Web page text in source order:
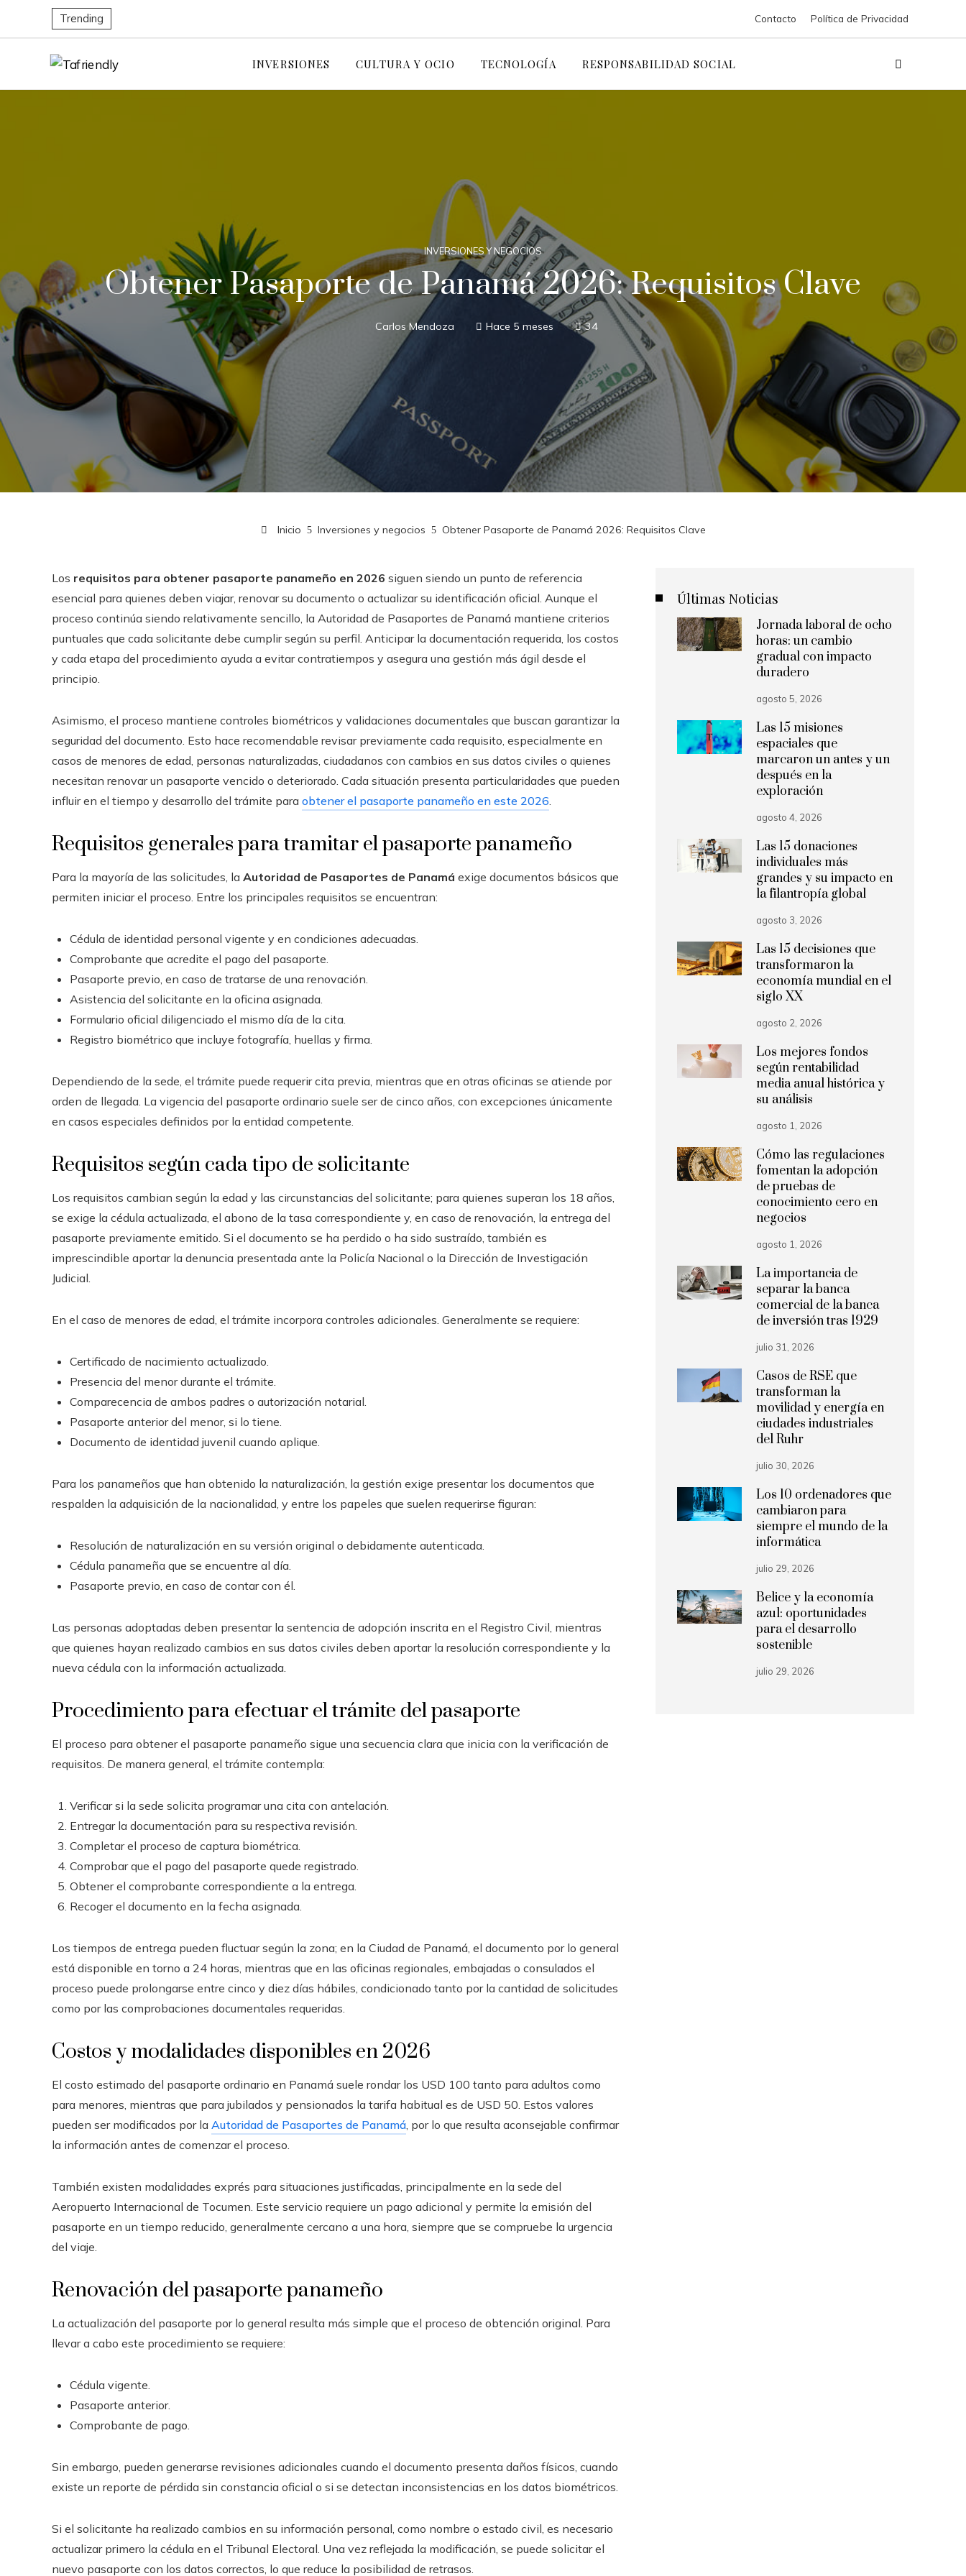
Trending Contacto Política de Privacidad
INVERSIONES CULTURA Y OCIO TECNOLOGÍA RESPONSABILIDAD SOCIAL
INVERSIONES Y NEGOCIOS
Obtener Pasaporte de Panamá 2026: Requisitos Clave
Carlos Mendoza Hace 5 meses 34
Inicio Inversiones y negocios Obtener Pasaporte de Panamá 2026: Requisitos Clave
Los requisitos para obtener pasaporte panameño en 2026 siguen siendo un punto de referencia
esencial para quienes deben viajar, renovar su documento o actualizar su identificación oficial. Aunque el
proceso continúa siendo relativamente sencillo, la Autoridad de Pasaportes de Panamá mantiene criterios
puntuales que cada solicitante debe cumplir según su perfil. Anticipar la documentación requerida, los costos
y cada etapa del procedimiento ayuda a evitar contratiempos y asegura una gestión más ágil desde el
principio.
Asimismo, el proceso mantiene controles biométricos y validaciones documentales que buscan garantizar la
seguridad del documento. Esto hace recomendable revisar previamente cada requisito, especialmente en
casos de menores de edad, personas naturalizadas, ciudadanos con cambios en sus datos civiles o quienes
necesitan renovar un pasaporte vencido o deteriorado. Cada situación presenta particularidades que pueden
influir en el tiempo y desarrollo del trámite para obtener el pasaporte panameño en este 2026.
Requisitos generales para tramitar el pasaporte panameño
Para la mayoría de las solicitudes, la Autoridad de Pasaportes de Panamá exige documentos básicos que
permiten iniciar el proceso. Entre los principales requisitos se encuentran:
Cédula de identidad personal vigente y en condiciones adecuadas.
Comprobante que acredite el pago del pasaporte.
Pasaporte previo, en caso de tratarse de una renovación.
Asistencia del solicitante en la oficina asignada.
Formulario oficial diligenciado el mismo día de la cita.
Registro biométrico que incluye fotografía, huellas y firma.
Dependiendo de la sede, el trámite puede requerir cita previa, mientras que en otras oficinas se atiende por
orden de llegada. La vigencia del pasaporte ordinario suele ser de cinco años, con excepciones únicamente
en casos especiales definidos por la entidad competente.
Requisitos según cada tipo de solicitante
Los requisitos cambian según la edad y las circunstancias del solicitante; para quienes superan los 18 años,
se exige la cédula actualizada, el abono de la tasa correspondiente y, en caso de renovación, la entrega del
pasaporte previamente emitido. Si el documento se ha perdido o ha sido sustraído, también es
imprescindible aportar la denuncia presentada ante la Policía Nacional o la Dirección de Investigación
Judicial.
En el caso de menores de edad, el trámite incorpora controles adicionales. Generalmente se requiere:
Certificado de nacimiento actualizado.
Presencia del menor durante el trámite.
Comparecencia de ambos padres o autorización notarial.
Pasaporte anterior del menor, si lo tiene.
Documento de identidad juvenil cuando aplique.
Para los panameños que han obtenido la naturalización, la gestión exige presentar los documentos que
respalden la adquisición de la nacionalidad, y entre los papeles que suelen requerirse figuran:
Resolución de naturalización en su versión original o debidamente autenticada.
Cédula panameña que se encuentre al día.
Pasaporte previo, en caso de contar con él.
Las personas adoptadas deben presentar la sentencia de adopción inscrita en el Registro Civil, mientras
que quienes hayan realizado cambios en sus datos civiles deben aportar la resolución correspondiente y la
nueva cédula con la información actualizada.
Procedimiento para efectuar el trámite del pasaporte
El proceso para obtener el pasaporte panameño sigue una secuencia clara que inicia con la verificación de
requisitos. De manera general, el trámite contempla:
Verificar si la sede solicita programar una cita con antelación.
Entregar la documentación para su respectiva revisión.
Completar el proceso de captura biométrica.
Comprobar que el pago del pasaporte quede registrado.
Obtener el comprobante correspondiente a la entrega.
Recoger el documento en la fecha asignada.
Los tiempos de entrega pueden fluctuar según la zona; en la Ciudad de Panamá, el documento por lo general
está disponible en torno a 24 horas, mientras que en las oficinas regionales, embajadas o consulados el
proceso puede prolongarse entre cinco y diez días hábiles, condicionado tanto por la cantidad de solicitudes
como por las comprobaciones documentales requeridas.
Costos y modalidades disponibles en 2026
El costo estimado del pasaporte ordinario en Panamá suele rondar los USD 100 tanto para adultos como
para menores, mientras que para jubilados y pensionados la tarifa habitual es de USD 50. Estos valores
pueden ser modificados por la Autoridad de Pasaportes de Panamá, por lo que resulta aconsejable confirmar
la información antes de comenzar el proceso.
También existen modalidades exprés para situaciones justificadas, principalmente en la sede del
Aeropuerto Internacional de Tocumen. Este servicio requiere un pago adicional y permite la emisión del
pasaporte en un tiempo reducido, generalmente cercano a una hora, siempre que se compruebe la urgencia
del viaje.
Renovación del pasaporte panameño
La actualización del pasaporte por lo general resulta más simple que el proceso de obtención original. Para
llevar a cabo este procedimiento se requiere:
Cédula vigente.
Pasaporte anterior.
Comprobante de pago.
Sin embargo, pueden generarse revisiones adicionales cuando el documento presenta daños físicos, cuando
existe un reporte de pérdida sin constancia oficial o si se detectan inconsistencias en los datos biométricos.
Si el solicitante ha realizado cambios en su información personal, como nombre o estado civil, es necesario
actualizar primero la cédula en el Tribunal Electoral. Una vez reflejada la modificación, se puede solicitar el
nuevo pasaporte con los datos correctos, lo que reduce la posibilidad de retrasos.
Últimas Noticias
Jornada laboral de ocho
horas: un cambio
gradual con impacto
duradero
agosto 5, 2026
Las 15 misiones
espaciales que
marcaron un antes y un
después en la
exploración
agosto 4, 2026
Las 15 donaciones
individuales más
grandes y su impacto en
la filantropía global
agosto 3, 2026
Las 15 decisiones que
transformaron la
economía mundial en el
siglo XX
agosto 2, 2026
Los mejores fondos
según rentabilidad
media anual histórica y
su análisis
agosto 1, 2026
Cómo las regulaciones
fomentan la adopción
de pruebas de
conocimiento cero en
negocios
agosto 1, 2026
La importancia de
separar la banca
comercial de la banca
de inversión tras 1929
julio 31, 2026
Casos de RSE que
transforman la
movilidad y energía en
ciudades industriales
del Ruhr
julio 30, 2026
Los 10 ordenadores que
cambiaron para
siempre el mundo de la
informática
julio 29, 2026
Belice y la economía
azul: oportunidades
para el desarrollo
sostenible
julio 29, 2026